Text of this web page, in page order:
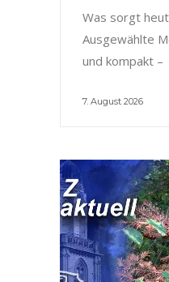
Was sorgt
Ausgewählte
und kompakt –
7. August 2026